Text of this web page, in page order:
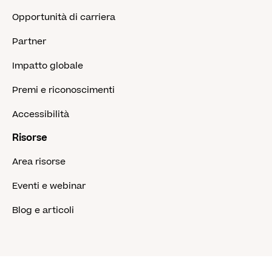
Opportunità di carriera
Partner
Impatto globale
Premi e riconoscimenti
Accessibilità
Risorse
Area risorse
Eventi e webinar
Blog e articoli